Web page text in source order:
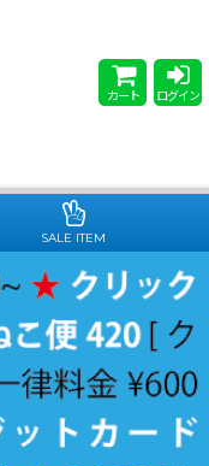
カート ログイン
SALE ITEM